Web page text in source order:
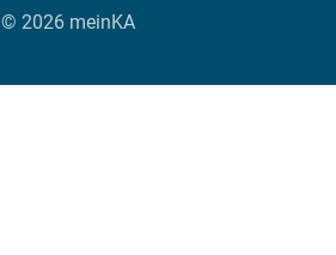
© 2026 meinKA